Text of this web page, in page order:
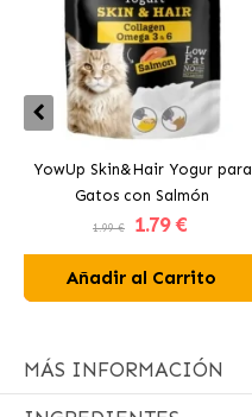
YowUp Skin&Hair Yogur para
Gatos con Salmón
1.99 € 1.79 €
Añadir al Carrito
MÁS INFORMACIÓN